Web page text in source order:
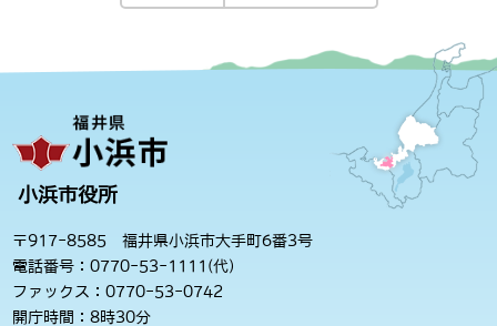
小浜市役所
〒917-8585 福井県小浜市大手町6番3号
電話番号：0770-53-1111(代)
ファックス：0770-53-0742
開庁時間：8時30分